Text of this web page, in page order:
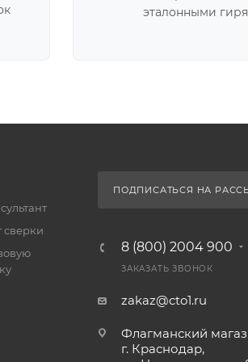
эталонными
сверки
ПОДПИСАТЬСЯ НА
8 (800) 2004 900
ЗАКАЗАТЬ ЗВОНОК
zakaz@cto1.ru
Флагманский
г. Краснодар,